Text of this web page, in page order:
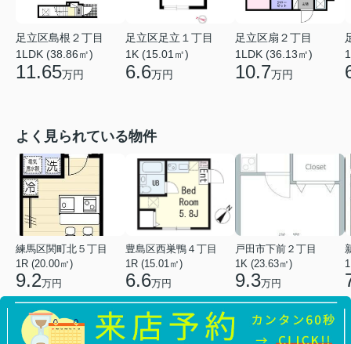
足立区島根２丁目
1LDK (38.86㎡)
11.65万円
足立区足立１丁目
1K (15.01㎡)
6.6万円
足立区扇２丁目
1LDK (36.13㎡)
10.7万円
よく見られている物件
練馬区関町北５丁目
1R (20.00㎡)
9.2万円
豊島区西巣鴨４丁目
1R (15.01㎡)
6.6万円
戸田市下前２丁目
1K (23.63㎡)
9.3万円